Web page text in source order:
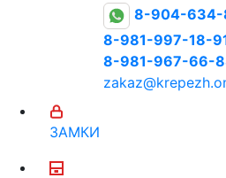
8-904-634-
8-981-997-18-
8-981-967-66-
ЗАМКИ